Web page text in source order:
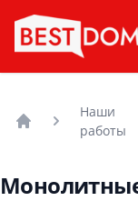
Наши
работы